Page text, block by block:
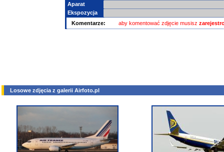
Aparat
Ekspozycja
Komentarze:
aby komentować zdjęcie musisz
Losowe zdjęcia z galerii Airfoto.pl